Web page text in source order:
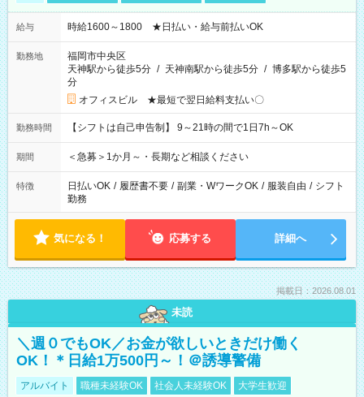
給与 時給1600～1800 ★日払い・給与前払いOK
勤務地
福岡市中央区
天神駅から徒歩5分 / 天神南駅から徒歩5分 / 博多駅から徒歩5
分
オフィスビル ★最短で翌日給料支払い〇
勤務時間 【シフトは自己申告制】 9～21時の間で1日7h～OK
期間 ＜急募＞1か月～・長期など相談ください
特徴 日払いOK / 履歴書不要 / 副業・WワークOK / 服装自由 / シフト
勤務
気になる！ 応募する 詳細へ
掲載日：2026.08.01
未読
＼週０でもOK／お金が欲しいときだけ働く
OK！＊日給1万500円～！＠誘導警備
アルバイト 職種未経験OK 社会人未経験OK
大学生歓迎